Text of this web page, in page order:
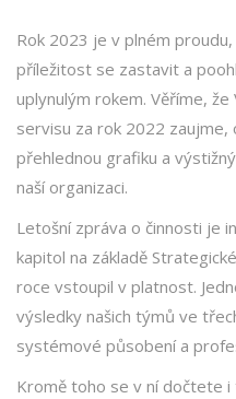
Rok 2023 je v plném
příležitost se zastavit a
uplynulým rokem. Věříme,
servisu za rok 2022 zaujme,
přehlednou grafiku a
naší organizaci.
Letošní zpráva o činnosti je
kapitol na základě
roce vstoupil v platnost.
výsledky našich týmů ve
systémové působení a
Kromě toho se v ní dočtete